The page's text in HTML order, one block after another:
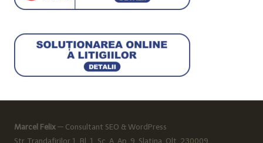
Marcel Felix — Consultant SEO & WordPress
Str. Trandafirilor 1, Bl. 1, Sc. A, Ap. 9, Slatina, Olt, 230009